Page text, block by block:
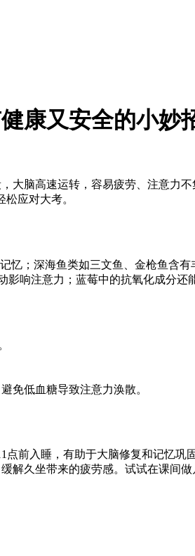
康又安全的小妙
大脑高速运转，容易疲劳、注意力
应对大考。
；深海鱼类如三文鱼、金枪鱼含
响注意力；蓝莓中的抗氧化成分还
免低血糖导致注意力涣散。
前入睡，有助于大脑修复和记忆巩固
久坐带来的疲劳感。试试在课间